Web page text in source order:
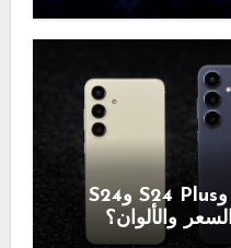
Samsung Galaxy S24 وS24 Plus وS24